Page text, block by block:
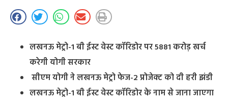
लखनऊ मेट्रो-1 बी ईस्ट वेस्ट कॉरिडोर पर 5881 करोड़ खर्च
करेगी योगी सरकार
सीएम योगी ने लखनऊ मेट्रो फेज-2 प्रोजेक्ट को दी हरी झंडी
लखनऊ मेट्रो-1 बी ईस्ट वेस्ट कॉरिडोर के नाम से जाना जाएगा